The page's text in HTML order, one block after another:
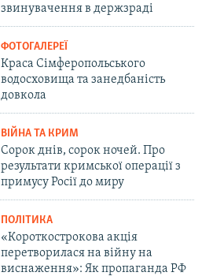
звинувачення в держзраді
ФОТОГАЛЕРЕЇ
Краса Сімферопольського
водосховища та занедбаність
довкола
ВІЙНА ТА КРИМ
Сорок днів, сорок ночей. Про
результати кримської операції з
примусу Росії до миру
ПОЛІТИКА
«Короткострокова акція
перетворилася на війну на
виснаження»: Як пропаганда РФ